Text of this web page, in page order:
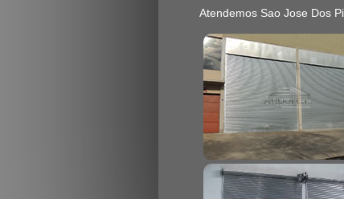
Atendemos Sao Jose Dos